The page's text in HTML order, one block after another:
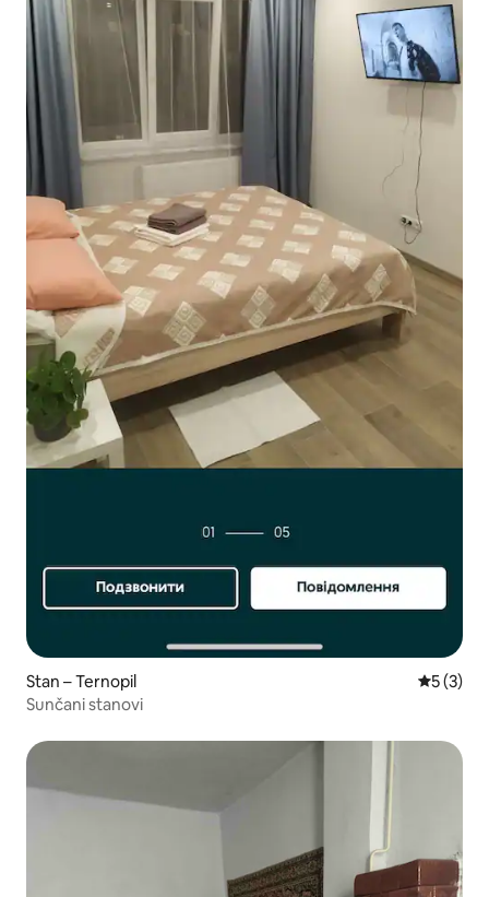
Stan – Ternopil
5 (3)
Sunčani stanovi